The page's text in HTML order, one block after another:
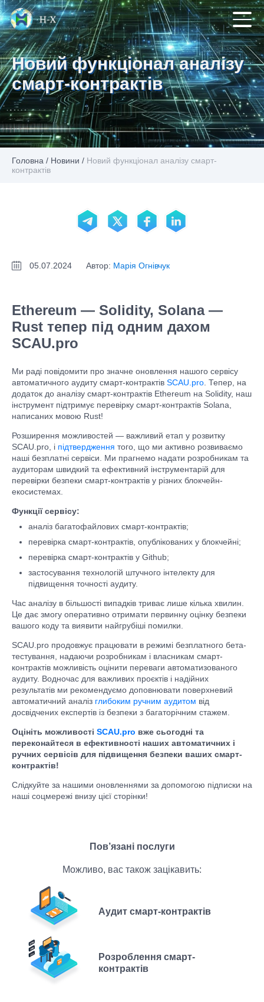
Новий функціонал аналізу
смарт-контрактів
Головна / Новини / Новий функціонал аналізу смарт-
контрактів
05.07.2024 Автор: Марія Огнівчук
Ethereum — Solidity, Solana —
Rust тепер під одним дахом
SCAU.pro
Ми раді повідомити про значне оновлення нашого сервісу
автоматичного аудиту смарт-контрактів SCAU.pro . Тепер, на
додаток до аналізу смарт-контрактів Ethereum на Solidity, наш
інструмент підтримує перевірку смарт-контрактів Solana,
написаних мовою Rust!
Розширення можливостей — важливий етап у розвитку
SCAU.pro, і підтвердження того, що ми активно розвиваємо
наші безплатні сервіси. Ми прагнемо надати розробникам та
аудиторам швидкий та ефективний інструментарій для
перевірки безпеки смарт-контрактів у різних блокчейн-
екосистемах.
Функції сервісу:
аналіз багатофайлових смарт-контрактів;
перевірка смарт-контрактів, опублікованих у блокчейні;
перевірка смарт-контрактів у Github;
застосування технологій штучного інтелекту для
підвищення точності аудиту.
Час аналізу в більшості випадків триває лише кілька хвилин.
Це дає змогу оперативно отримати первинну оцінку безпеки
вашого коду та виявити найгрубіші помилки.
SCAU.pro продовжує працювати в режимі безплатного бета-
тестування, надаючи розробникам і власникам смарт-
контрактів можливість оцінити переваги автоматизованого
аудиту. Водночас для важливих проєктів і надійних
результатів ми рекомендуємо доповнювати поверхневий
автоматичний аналіз глибоким ручним аудитом від
досвідчених експертів із безпеки з багаторічним стажем.
Оцініть можливості SCAU.pro вже сьогодні та
переконайтеся в ефективності наших автоматичних і
ручних сервісів для підвищення безпеки ваших смарт-
контрактів!
Слідкуйте за нашими оновленнями за допомогою підписки на
наші соцмережі внизу цієї сторінки!
Пов’язані послуги
Можливо, вас також зацікавить:
Аудит смарт-контрактів
Розроблення смарт-
контрактів